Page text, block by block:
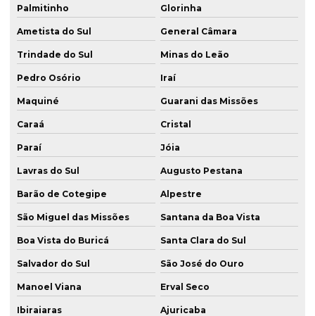
Palmitinho Glorinha
Ametista do Sul General Câmara
Trindade do Sul Minas do Leão
Pedro Osório Iraí
Maquiné Guarani das Missões
Caraá Cristal
Paraí Jóia
Lavras do Sul Augusto Pestana
Barão de Cotegipe Alpestre
São Miguel das Missões Santana da Boa Vista
Boa Vista do Buricá Santa Clara do Sul
Salvador do Sul São José do Ouro
Manoel Viana Erval Seco
Ibiraiaras Ajuricaba